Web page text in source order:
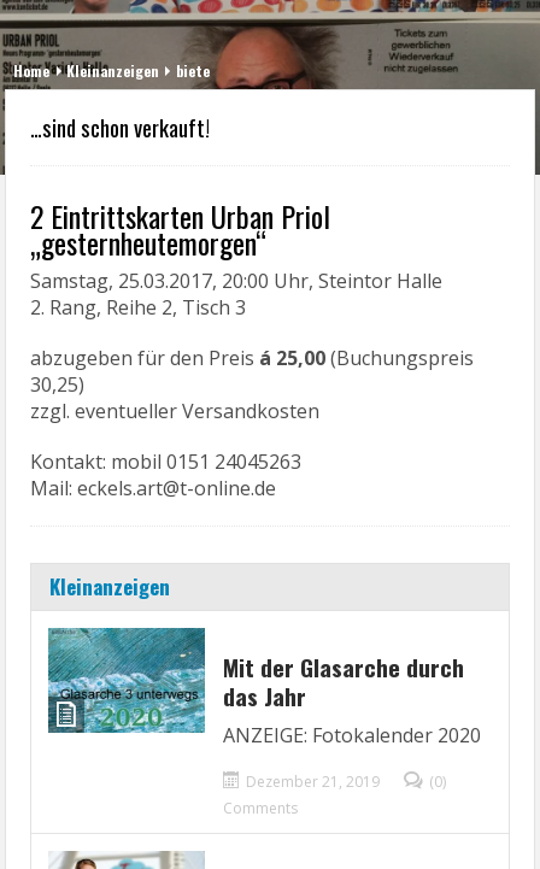
Home Kleinanzeigen biete
…sind schon verkauft!
2 Eintrittskarten Urban Priol
„gesternheutemorgen“
Samstag, 25.03.2017, 20:00 Uhr, Steintor Halle
2. Rang, Reihe 2, Tisch 3
abzugeben für den Preis á 25,00(Buchungspreis
30,25)
zzgl. eventueller Versandkosten
Kontakt: mobil 0151 24045263
Mail: eckels.art@t-online.de
Kleinanzeigen
Mit der Glasarche durch
das Jahr
ANZEIGE: Fotokalender 2020
Dezember 21, 2019
(0)
Comments